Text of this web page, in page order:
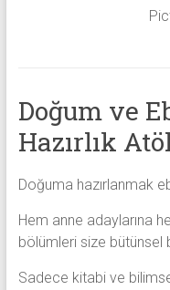
Doğum ve
Hazırlık
Doğuma hazırlanmak
Hem anne adaylarına
bölümleri size bütünsel
Sadece kitabi ve